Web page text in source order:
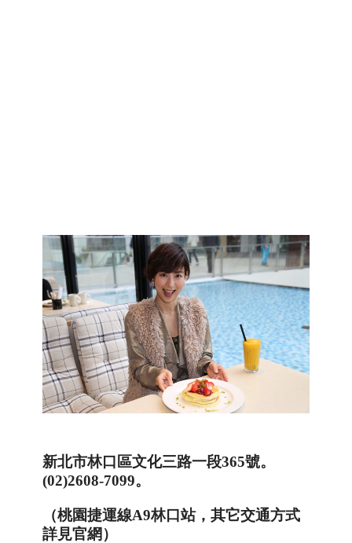
新北市林口區文化三路一段365號。
(02)2608-7099。
（桃園捷運線A9林口站，其它交通方式
詳見官網）